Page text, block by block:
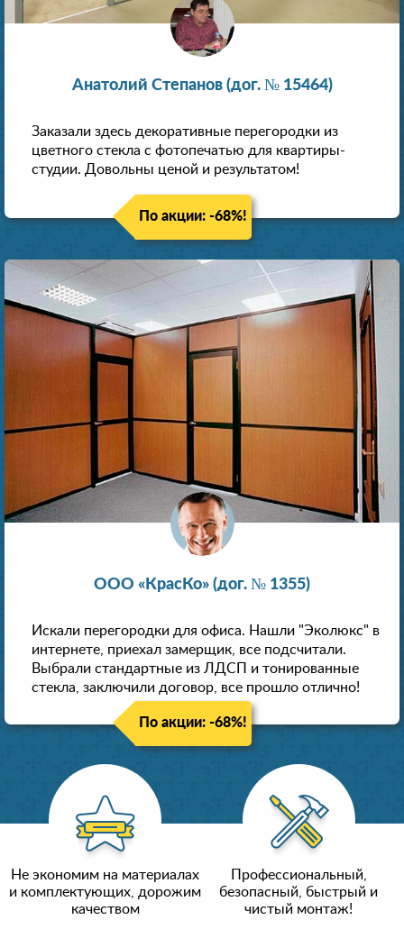
Анатолий Степанов (дог. № 15464)
Заказали здесь декоративные перегородки из
цветного стекла с фотопечатью для квартиры-
студии. Довольны ценой и результатом!
По акции: -68%!
ООО «КрасКо» (дог. № 1355)
Искали перегородки для офиса. Нашли "Эколюкс" в
интернете, приехал замерщик, все подсчитали.
Выбрали стандартные из ЛДСП и тонированные
стекла, заключили договор, все прошло отлично!
По акции: -68%!
Не экономим на материалах
и комплектующих, дорожим
качеством
Профессиональный,
безопасный, быстрый и
чистый монтаж!